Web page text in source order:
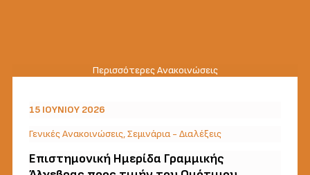
Περισσότερες Ανακοινώσεις
15 ΙΟΥΝΊΟΥ 2026
Γενικές Ανακοινώσεις,Σεμινάρια - Διαλέξεις
Επιστημονική Ημερίδα Γραμμικής